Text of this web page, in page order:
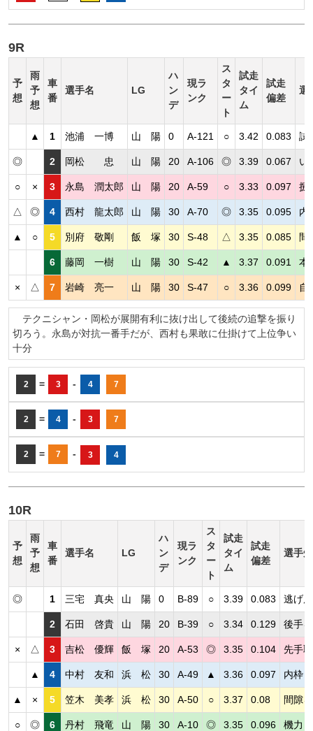
9R
予
想
雨
予
想
車
番
選手名 LG
ハ
ン
デ
現ラ
ンク
ス
タ
ー
ト
試走
タイ
ム
試走
偏差
選
▲ 1 池浦 一博 山 陽 0 A-121 ○ 3.42 0.083 試
◎ 2 岡松 忠 山 陽 20 A-106 ◎ 3.39 0.067 い
○ × 3 永島 潤太郎 山 陽 20 A-59 ○ 3.33 0.097 捌
△ ◎ 4 西村 龍太郎 山 陽 30 A-70 ◎ 3.35 0.095 内
▲ ○ 5 別府 敬剛 飯 塚 30 S-48 △ 3.35 0.085 間
6 藤岡 一樹 山 陽 30 S-42 ▲ 3.37 0.091 本
× △ 7 岩崎 亮一 山 陽 30 S-47 ○ 3.36 0.099 自
テクニシャン・岡松が展開有利に抜け出して後続の追撃を振り
切ろう。永島が対抗一番手だが、西村も果敢に仕掛けて上位争い
十分
2 = 3 - 4 7
2 = 4 - 3 7
2 = 7 - 3 4
10R
予
想
雨
予
想
車
番
選手名 LG
ハ
ン
デ
現ラ
ンク
ス
タ
ー
ト
試走
タイ
ム
試走
偏差
選手
◎ 1 三宅 真央 山 陽 0 B-89 ○ 3.39 0.083 逃げ
2 石田 啓貴 山 陽 20 B-39 ○ 3.34 0.129 後手
× △ 3 吉松 優輝 飯 塚 20 A-53 ◎ 3.35 0.104 先手
▲ 4 中村 友和 浜 松 30 A-49 ▲ 3.36 0.097 内枠
▲ × 5 笠木 美孝 浜 松 30 A-50 ○ 3.37 0.08 間隙
○ ◎ 6 丹村 飛竜 山 陽 30 A-10 ◎ 3.35 0.096 機力